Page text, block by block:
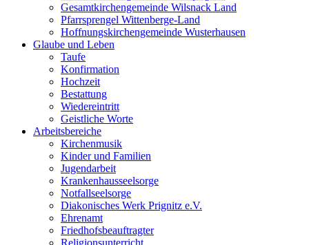
Gesamtkirchengemeinde Wilsnack Land
Pfarrsprengel Wittenberge-Land
Hoffnungskirchengemeinde Wusterhausen
Glaube und Leben
Taufe
Konfirmation
Hochzeit
Bestattung
Wiedereintritt
Geistliche Worte
Arbeitsbereiche
Kirchenmusik
Kinder und Familien
Jugendarbeit
Krankenhausseelsorge
Notfallseelsorge
Diakonisches Werk Prignitz e.V.
Ehrenamt
Friedhofsbeauftragter
Religionsunterricht